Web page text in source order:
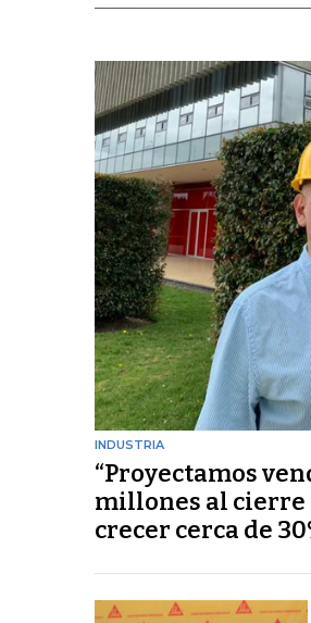
INDUSTRIA
“Proyectamos
millones al cierre
crecer cerca de